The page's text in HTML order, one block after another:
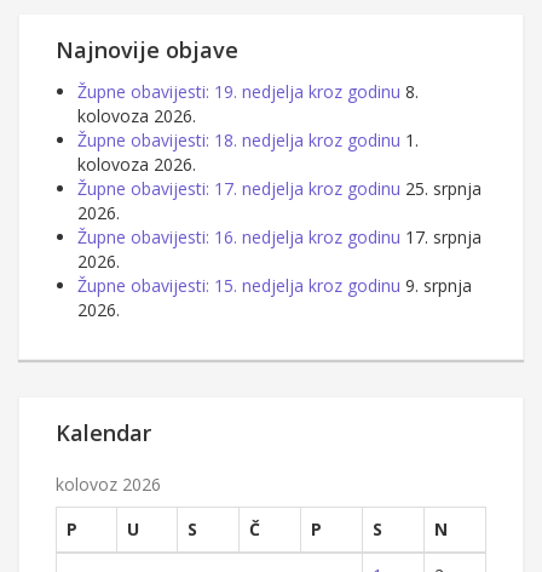
Najnovije objave
Župne obavijesti: 19. nedjelja kroz godinu 8.
kolovoza 2026.
Župne obavijesti: 18. nedjelja kroz godinu 1.
kolovoza 2026.
Župne obavijesti: 17. nedjelja kroz godinu 25. srpnja
2026.
Župne obavijesti: 16. nedjelja kroz godinu 17. srpnja
2026.
Župne obavijesti: 15. nedjelja kroz godinu 9. srpnja
2026.
Kalendar
kolovoz 2026
P
U S Č P S
N